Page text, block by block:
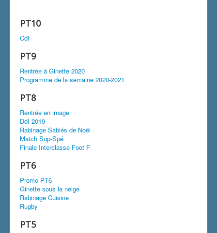
PT10
CdI
PT9
Rentrée à Ginette 2020
Programme de la semaine 2020-2021
PT8
Rentrée en image
DdI 2019
Rabinage Sablés de Noël
Match Sup-Spé
Finale Interclasse Foot F
PT6
Promo PT6
Ginette sous la neige
Rabinage Cuisine
Rugby
PT5